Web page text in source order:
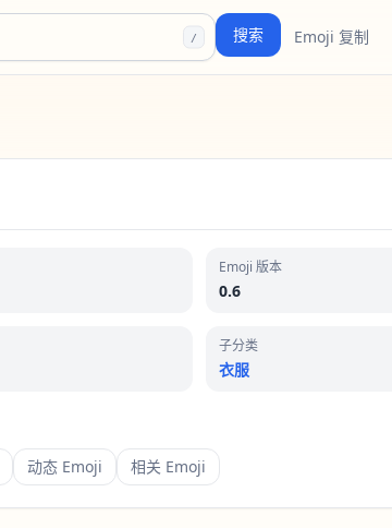
/ 搜索 Emoji 复制
Emoji 版本
0.6
子分类
衣服
动态 Emoji 相关 Emoji